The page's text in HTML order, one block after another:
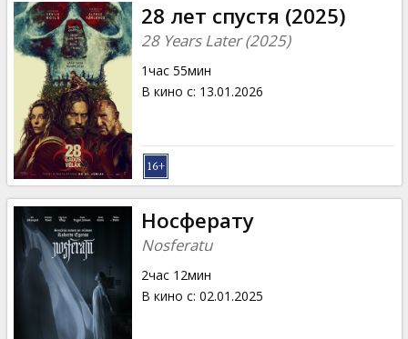
28 лет спустя (2025)
28 Years Later (2025)
1час 55мин
В кино с: 13.01.2026
Носферату
Nosferatu
2час 12мин
В кино с: 02.01.2025